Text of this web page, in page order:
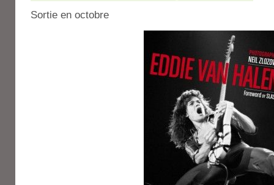
Sortie en octobre